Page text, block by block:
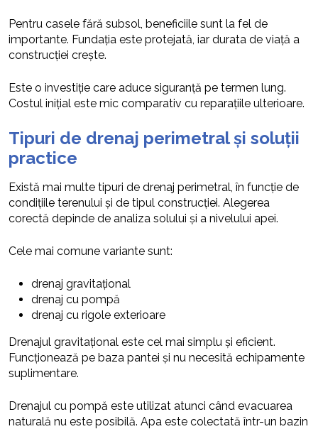
Pentru casele fără subsol, beneficiile sunt la fel de
importante. Fundația este protejată, iar durata de viață a
construcției crește.
Este o investiție care aduce siguranță pe termen lung.
Costul inițial este mic comparativ cu reparațiile ulterioare.
Tipuri de drenaj perimetral și soluții
practice
Există mai multe tipuri de drenaj perimetral, în funcție de
condițiile terenului și de tipul construcției. Alegerea
corectă depinde de analiza solului și a nivelului apei.
Cele mai comune variante sunt:
drenaj gravitațional
drenaj cu pompă
drenaj cu rigole exterioare
Drenajul gravitațional este cel mai simplu și eficient.
Funcționează pe baza pantei și nu necesită echipamente
suplimentare.
Drenajul cu pompă este utilizat atunci când evacuarea
naturală nu este posibilă. Apa este colectată într-un bazin